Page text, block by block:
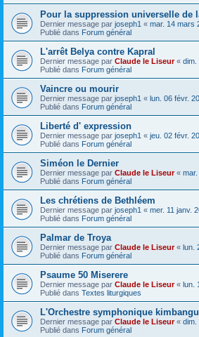
Pour la suppression universelle de
Dernier message par joseph1 « mar. 14 mars
Publié dans Forum général
L'arrêt Belya contre Kapral
Dernier message par Claude le Liseur« dim.
Publié dans Forum général
Vaincre ou mourir
Dernier message par joseph1 « lun. 06 févr.
Publié dans Forum général
Liberté d' expression
Dernier message par joseph1 « jeu. 02 févr.
Publié dans Forum général
Siméon le Dernier
Dernier message par Claude le Liseur«
Publié dans Forum général
Les chrétiens de Bethléem
Dernier message par joseph1 « mer. 11 janv.
Publié dans Forum général
Palmar de Troya
Dernier message par Claude le Liseur« lun.
Publié dans Forum général
Psaume 50 Miserere
Dernier message par Claude le Liseur« lun.
Publié dans Textes liturgiques
L'Orchestre symphonique
Dernier message par Claude le Liseur« dim.
Publié dans Forum général